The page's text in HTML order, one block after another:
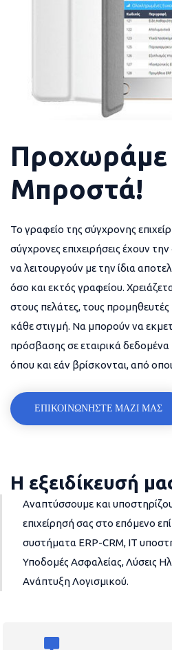
Προχωράμε
Μπροστά!
Το γραφείο της σύγχρονης
σύγχρονες επιχειρήσεις έχουν
να λειτουργούν με την ίδια
όσο και εκτός γραφείου.
στους πελάτες, τους προμηθευτές
κάθε στιγμή. Να μπορούν να
πρόσβασης σε εταιρικά
όπου και εάν βρίσκονται, από
ΕΠΙΚΟΙΝΩΝΗΣΤΕ ΜΑΖΙ ΜΑΣ
Η εξειδίκευσή
Αναπτύσσουμε και
επιχείρησή σας στο επόμενο
συστήματα ERP-CRM, IT
Υποδομές Ασφαλείας, Λύσεις
Ανάπτυξη Λογισμικού.